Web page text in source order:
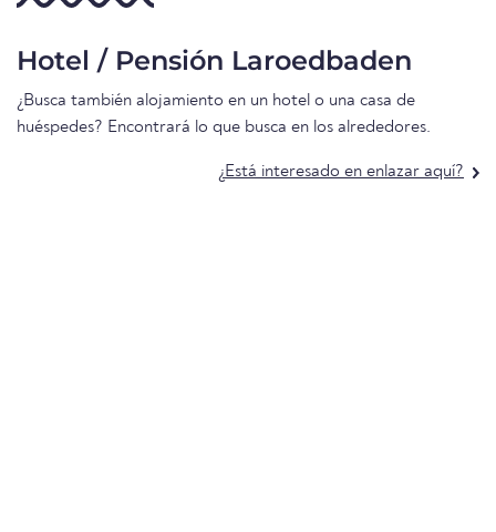
Hotel / Pensión Laroedbaden
¿Busca también alojamiento en un hotel o una casa de
huéspedes? Encontrará lo que busca en los alrededores.
¿Está interesado en enlazar aquí?